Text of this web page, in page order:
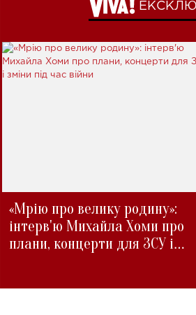
«Мрію про велику родину»:
інтерв'ю Михайла Хоми про
плани, концерти для ЗСУ і